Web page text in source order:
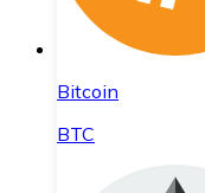
Bitcoin
BTC